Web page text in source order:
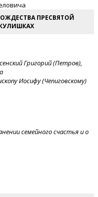
ПРЕСВЯТОЙ
Григорий (Петров),
Иосифу (Чепиговскому)
семейного счастья и о